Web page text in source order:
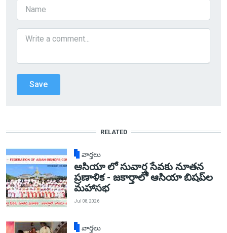
RELATED
వార్తలు
ఆసియా లో సువార్త సేవకు నూతన
ప్రణాళిక - జకార్తాలో ఆసియా బిషప్‌ల
మహాసభ
Jul 08, 2026
వార్తలు